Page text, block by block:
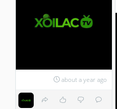
about a year ago